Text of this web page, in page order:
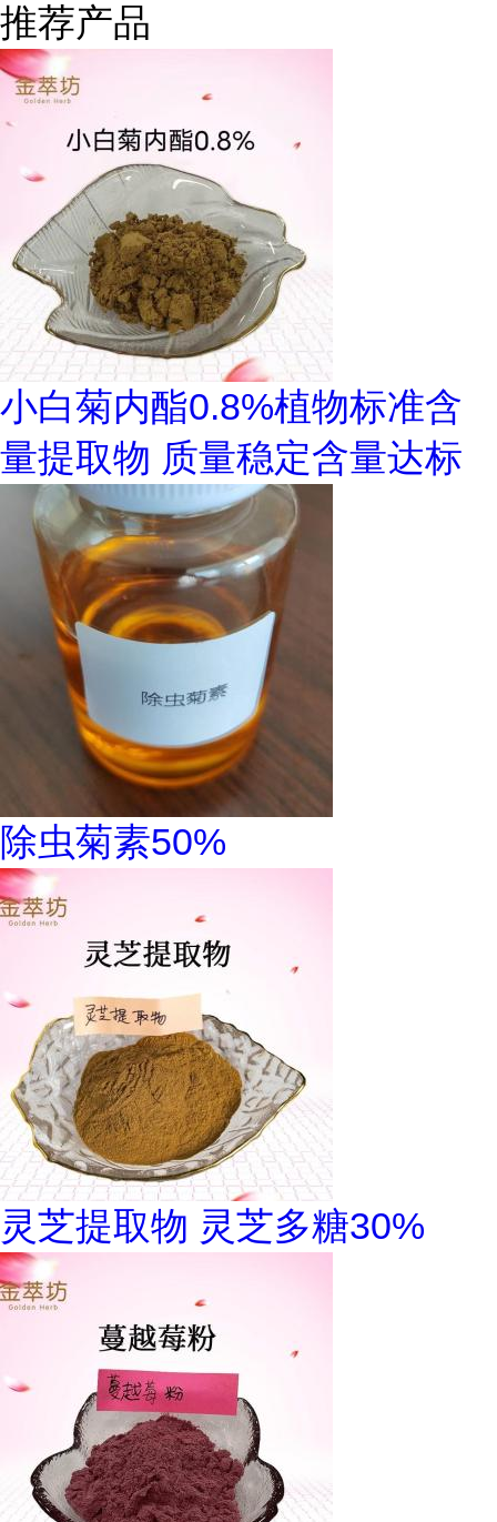
推荐产品
小白菊内酯0.8%植物标准含
量提取物 质量稳定含量达标
除虫菊素50%
灵芝提取物 灵芝多糖30%